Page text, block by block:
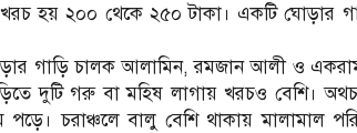
খরচ হয় ২০০ থেকে ২৫০ টাকা। একটি ঘোড়ার
গাড়ি চালক আলামিন, রমজান আলী ও
দুটি গরু বা মহিষ লাগায় খরচও বেশি। অথচ
চরাঞ্চলে বালু বেশি থাকায় মালামাল